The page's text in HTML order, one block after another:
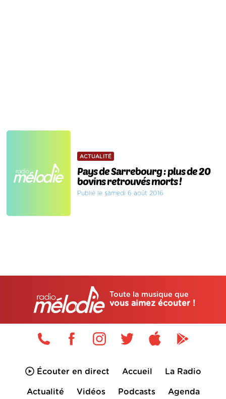
ACTUALITÉ
Pays de Sarrebourg : plus de 20
bovins retrouvés morts !
Publié le samedi 6 août 2016
Toute la musique que
vous aimez écouter !
Écouter en direct Accueil La Radio
Actualité Vidéos Podcasts Agenda